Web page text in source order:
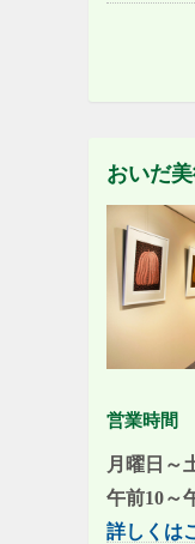
おいだ
営業時間
月曜日～
午前10～
詳しくは